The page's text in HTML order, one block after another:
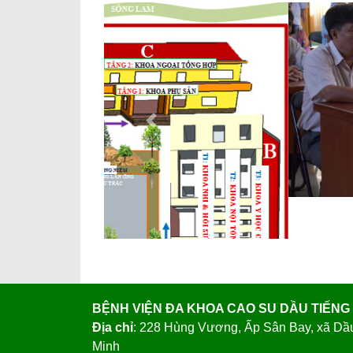
Previous
BỆNH VIỆN ĐA KHOA CAO SU DẦU TIẾNG
Địa chỉ: 228 Hùng Vương, Ấp Sân Bay, xã
Minh